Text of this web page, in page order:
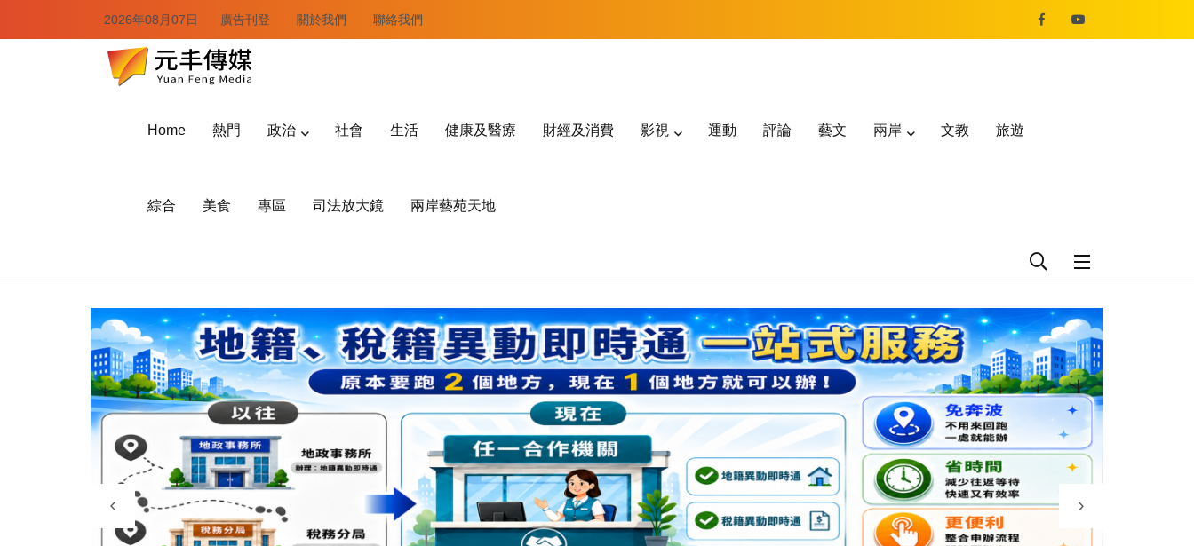
2026年08月07日 廣告刊登 關於我們 聯絡我們
Home 熱門 政治 社會 生活 健康及醫療 財經及消費 影視 運動 評論 藝文 兩岸 文教 旅遊
綜合 美食 專區 司法放大鏡 兩岸藝苑天地